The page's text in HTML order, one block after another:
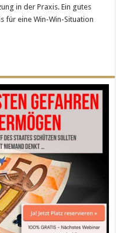
in der Praxis. Ein gutes
für eine Win-Win-Situation